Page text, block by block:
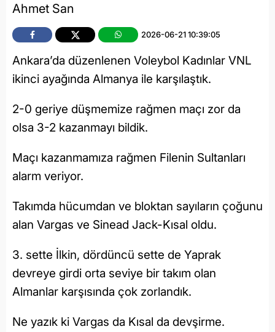
Ahmet San
2026-06-21 10:39:05
Ankara’da düzenlenen Voleybol Kadınlar VNL
ikinci ayağında Almanya ile karşılaştık.
2-0 geriye düşmemize rağmen maçı zor da
olsa 3-2 kazanmayı bildik.
Maçı kazanmamıza rağmen Filenin Sultanları
alarm veriyor.
Takımda hücumdan ve bloktan sayıların çoğunu
alan Vargas ve Sinead Jack-Kısal oldu.
3. sette İlkin, dördüncü sette de Yaprak
devreye girdi orta seviye bir takım olan
Almanlar karşısında çok zorlandık.
Ne yazık ki Vargas da Kısal da devşirme.